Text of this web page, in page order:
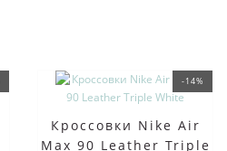
-14%
Кроссовки Nike Air
Max 90 Leather Triple